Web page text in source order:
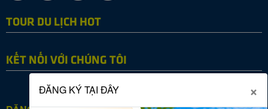
TOUR DU LỊCH HOT
KẾT NỐI VỚI CHÚNG TÔI
ĐĂNG KÝ TẠI ĐÂY ×